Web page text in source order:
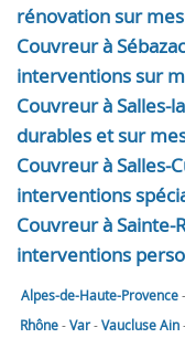
rénovation sur
Couvreur à
interventions sur
Couvreur à Salles-
durables et sur
Couvreur à Salles-
interventions
Couvreur à Sainte-
interventions
Alpes-de-Haute-Provence-
Rhône-Var-VaucluseAin